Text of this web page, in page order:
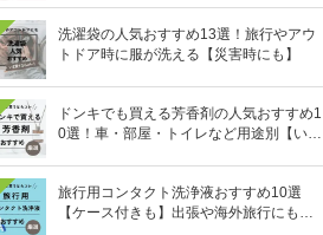
洗濯袋の人気おすすめ13選！旅行やアウ
トドア時に服が洗える【災害時にも】
ドンキでも買える芳香剤の人気おすすめ1
0選！車・部屋・トイレなど用途別【いい
旅行用コンタクト洗浄液おすすめ10選
【ケース付きも】出張や海外旅行にも便